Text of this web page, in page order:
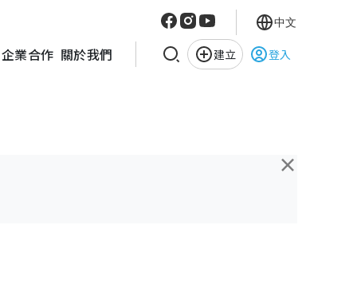
企業合作 關於我們 建立 登入
中文
×